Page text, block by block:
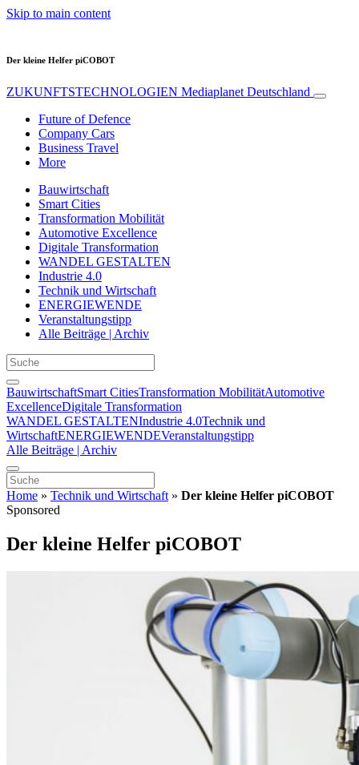
Skip to main content
Der kleine Helfer piCOBOT
ZUKUNFTSTECHNOLOGIEN Mediaplanet Deutschland
Future of Defence
Company Cars
Business Travel
More
Bauwirtschaft
Smart Cities
Transformation Mobilität
Automotive Excellence
Digitale Transformation
WANDEL GESTALTEN
Industrie 4.0
Technik und Wirtschaft
ENERGIEWENDE
Veranstaltungstipp
Alle Beiträge | Archiv
BauwirtschaftSmart CitiesTransformation MobilitätAutomotive
ExcellenceDigitale Transformation
WANDEL GESTALTENIndustrie 4.0Technik und
WirtschaftENERGIEWENDEVeranstaltungstipp
Alle Beiträge | Archiv
Home » Technik und Wirtschaft » Der kleine Helfer piCOBOT
Sponsored
Der kleine Helfer piCOBOT